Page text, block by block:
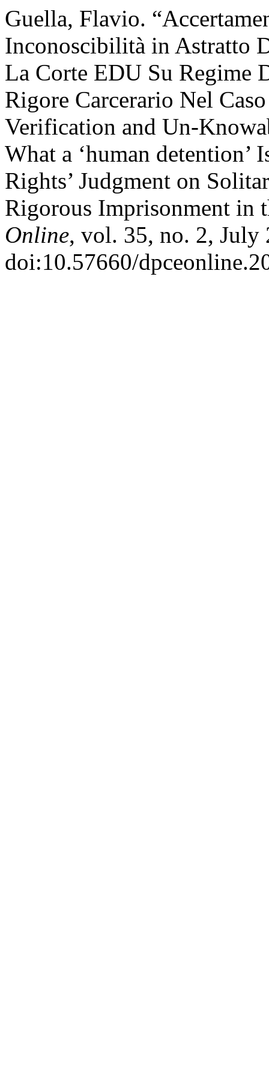
Guella, Flavio.
Inconoscibilità in Astratto
La Corte EDU Su Regime
Rigore Carcerario Nel
Verification and Un-
What a ‘human detention’
Rights’ Judgment on
Rigorous Imprisonment in
Online, vol. 35, no. 2, July
doi:10.57660/